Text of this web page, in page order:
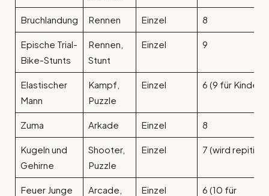
Bruchlandung Rennen Einzel 8
Epische Trial-
Bike-Stunts
Rennen,
Stunt
Einzel 9
Elastischer
Mann
Kampf,
Puzzle
Einzel 6 (9 für Kinder)
Zuma Arkade Einzel 8
Kugeln und
Gehirne
Shooter,
Puzzle
Einzel 7 (wird repititiv)
Feuer Junge
Arcade,
Einzel
6 (10 für